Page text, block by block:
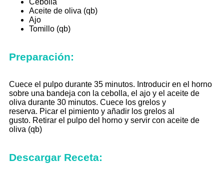
Cebolla
Aceite de oliva (qb)
Ajo
Tomillo (qb)
Preparación:
Cuece el pulpo durante 35 minutos. Introducir en el horno
sobre una bandeja con la cebolla, el ajo y el aceite de
oliva durante 30 minutos. Cuece los grelos y
reserva. Picar el pimiento y añadir los grelos al
gusto. Retirar el pulpo del horno y servir con aceite de
oliva (qb)
Descargar Receta: